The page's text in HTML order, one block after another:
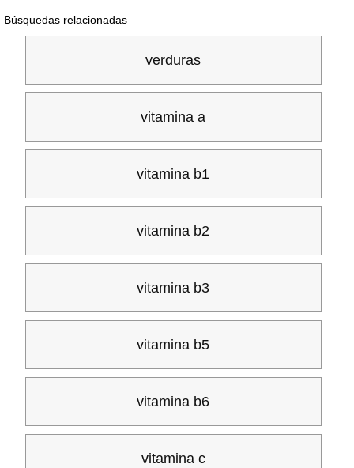
Búsquedas relacionadas
verduras
vitamina a
vitamina b1
vitamina b2
vitamina b3
vitamina b5
vitamina b6
vitamina c